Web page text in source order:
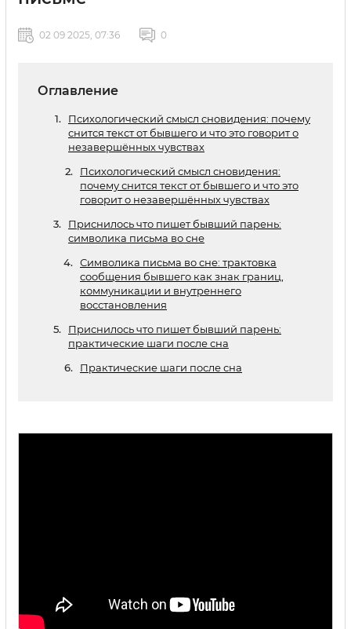
02 09 2025, 07:36 0
Оглавление
Психологический смысл сновидения: почему
снится текст от бывшего и что это говорит о
незавершённых чувствах
Психологический смысл сновидения:
почему снится текст от бывшего и что это
говорит о незавершённых чувствах
Приснилось что пишет бывший парень:
символика письма во сне
Символика письма во сне: трактовка
сообщения бывшего как знак границ,
коммуникации и внутреннего
восстановления
Приснилось что пишет бывший парень:
практические шаги после сна
Практические шаги после сна